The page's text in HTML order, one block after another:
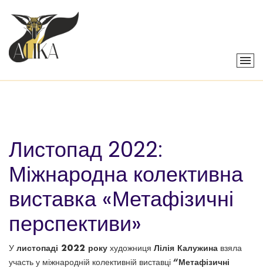
Листопад 2022:
Міжнародна колективна
виставка «Метафізичні
перспективи»
У листопаді 2022 року художниця Лілія Калужина взяла
участь у міжнародній колективній виставці “Метафізичні